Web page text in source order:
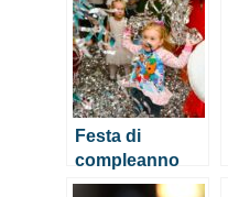
Festa di
compleanno
per un